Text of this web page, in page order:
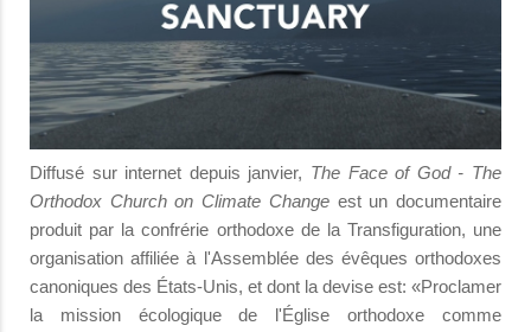
Diffusé sur internet depuis janvier, The Face of God - The
Orthodox Church on Climate Changeest un documentaire
produit par la confrérie orthodoxe de la Transfiguration, une
organisation affiliée à l'Assemblée des évêques orthodoxes
canoniques des États-Unis, et dont la devise est: «Proclamer
la mission écologique de l'Église orthodoxe comme